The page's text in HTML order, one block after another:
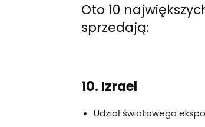
Oto 10
sprzedają:
10. Izrael
Udział światowego